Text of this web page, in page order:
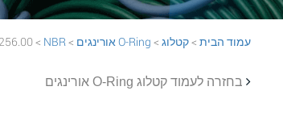
עמוד הבית >קטלוג > O-Ring אורינגים >
NBR
> 256.00×4.00 NBR 70 Black O-Ring
בחזרה לעמוד קטלוג O-Ring אורינגים